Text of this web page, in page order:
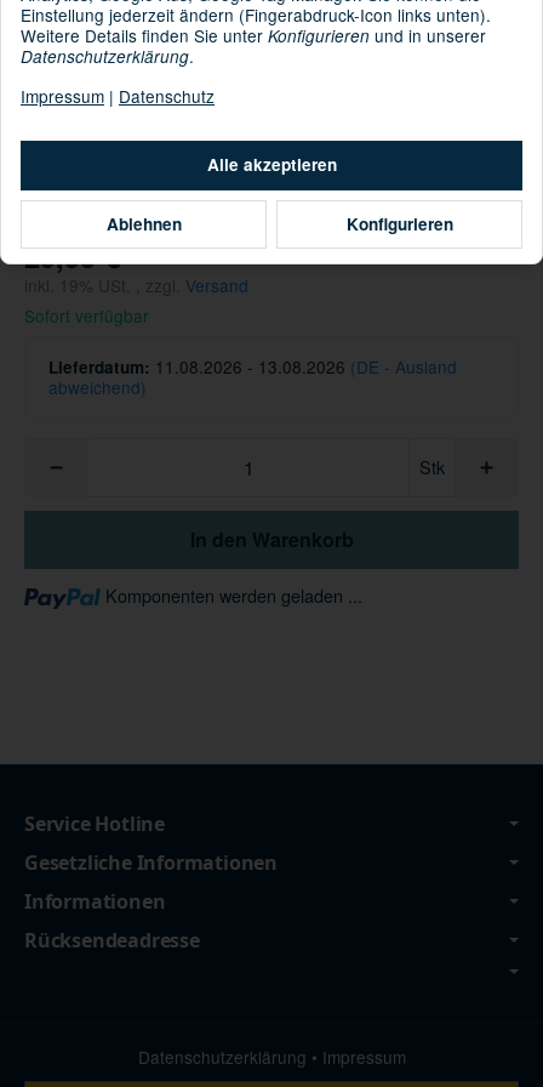
Kategorie:BUFF® Merino
Informationen zur Produktsicherheit
Hersteller/EU Verantwortliche Person
29,95 €
inkl. 19% USt. , zzgl. Versand
Sofort verfügbar
Lieferdatum: 11.08.2026 - 13.08.2026 (DE - Ausland
abweichend)
Stk
Loading... Komponenten werden geladen ...
Service Hotline
Gesetzliche Informationen
Informationen
Rücksendeadresse
Datenschutzerklärung • Impressum
Alle akzeptieren
Ablehnen Konfigurieren
Einstellung jederzeit ändern (Fingerabdruck-Icon links unten).
Weitere Details finden Sie unter Konfigurieren und in unserer
Datenschutzerklärung.
Impressum | Datenschutz